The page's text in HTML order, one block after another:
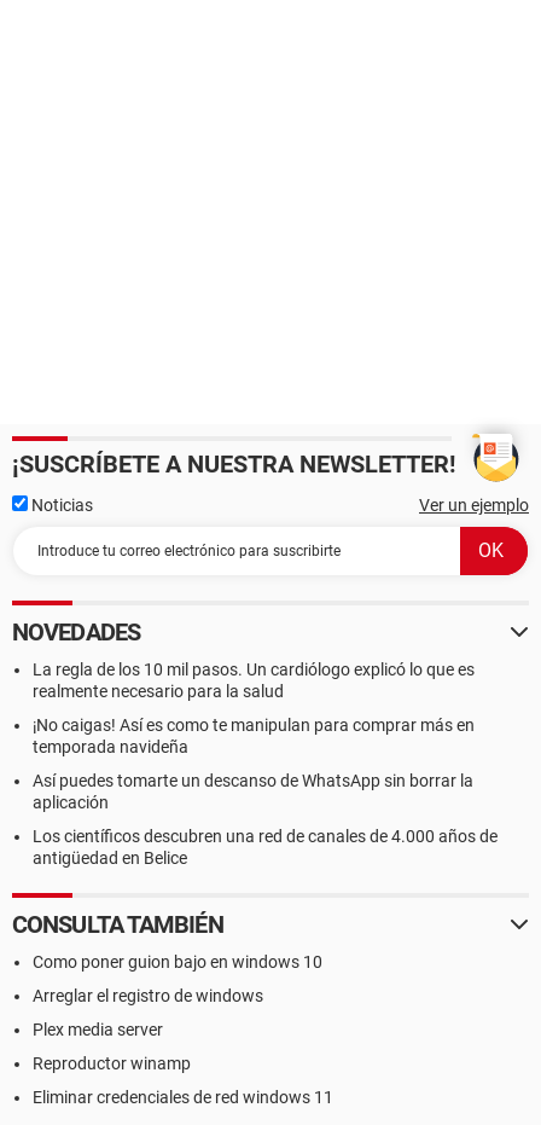
¡SUSCRÍBETE A NUESTRA NEWSLETTER!
Noticias Ver un ejemplo
NOVEDADES
La regla de los 10 mil pasos. Un cardiólogo explicó lo que es
realmente necesario para la salud
¡No caigas! Así es como te manipulan para comprar más en
temporada navideña
Así puedes tomarte un descanso de WhatsApp sin borrar la
aplicación
Los científicos descubren una red de canales de 4.000 años de
antigüedad en Belice
CONSULTA TAMBIÉN
Como poner guion bajo en windows 10
Arreglar el registro de windows
Plex media server
Reproductor winamp
Eliminar credenciales de red windows 11